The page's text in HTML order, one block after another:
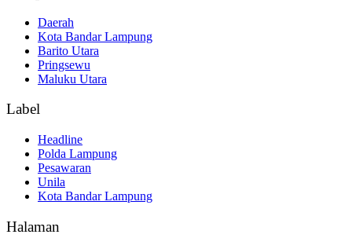
Daerah
Kota Bandar Lampung
Barito Utara
Pringsewu
Maluku Utara
Label
Headline
Polda Lampung
Pesawaran
Unila
Kota Bandar Lampung
Halaman